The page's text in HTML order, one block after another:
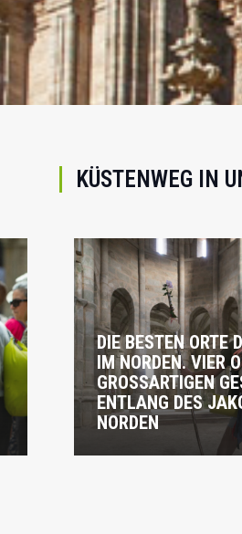
KÜSTENWEG IN
DIE BESTEN ORTE
IM NORDEN. VIER
GROSSARTIGEN
NTLANG DES
ORDEN